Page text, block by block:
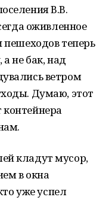
В.В.
оживленное
теперь
не бак, над
ветром
Думаю, этот
кладут мусор,
в окна
уже успел